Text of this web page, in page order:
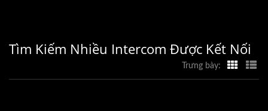
Tìm Kiếm Nhiều Intercom Được Kết Nối
Trưng bày: